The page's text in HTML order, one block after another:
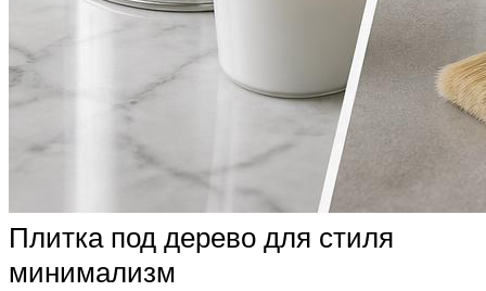
Плитка под дерево для стиля
минимализм